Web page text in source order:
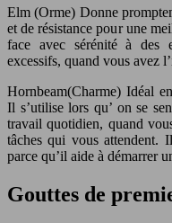
Elm (Orme) Donne
et de résistance pour une
face avec sérénité à des
excessifs, quand vous avez
Hornbeam(Charme) Idéal
Il s’utilise lors qu’ on se
travail quotidien, quand
tâches qui vous
parce qu’il aide à démarrer
Gouttes de